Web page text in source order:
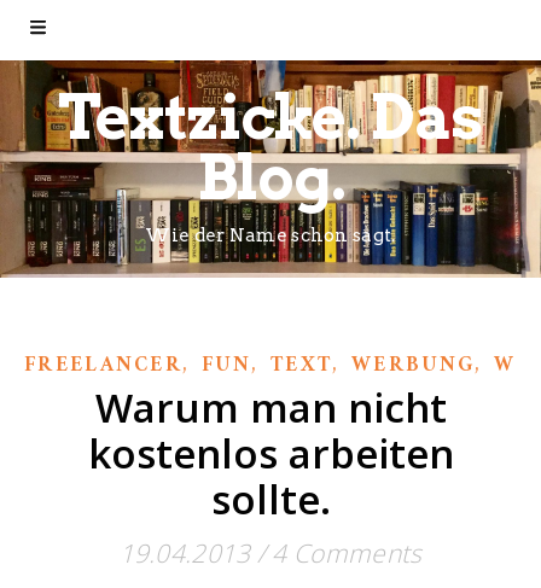
Textzicke. Das
Blog.
Wie der Name schon sagt.
FREELANCER, FUN, TEXT,WERBUNG,
Warum man nicht
kostenlos arbeiten
sollte.
19.04.2013/ 4 Comments